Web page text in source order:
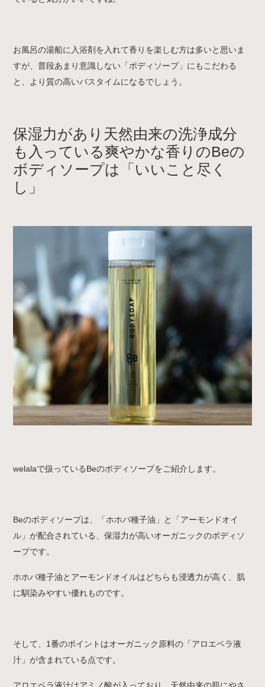
お風呂の湯船に入浴剤を入れて香りを楽しむ方は多いと思いま
すが、普段あまり意識しない「ボディソープ」にもこだわる
と、より質の高いバスタイムになるでしょう。
保湿力があり天然由来の洗浄成分
も入っている爽やかな香りのBeの
ボディソープは「いいこと尽く
し」
welalaで扱っているBeのボディソープをご紹介します。
Beのボディソープは、「ホホバ種子油」と「アーモンドオイ
ル」が配合されている、保湿力が高いオーガニックのボディソ
ープです。
ホホバ種子油とアーモンドオイルはどちらも浸透力が高く、肌
に馴染みやすい優れものです。
そして、1番のポイントはオーガニック原料の「アロエベラ液
汁」が含まれている点です。